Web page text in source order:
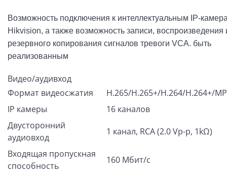
Возможность подключения к интеллектуальным IP-
Hikvision, а также возможность записи, воспроизведения
резервного копирования сигналов тревоги VCA. быть
реализованным
Видео/аудивход
Формат видеосжатия
H.265/H.265+/H.264/H.264+/
IP камеры
16 каналов
Двусторонний
аудиовход
1 канал, RCA (2.0 Vp-p, 1kΩ)
Входящая пропускная
способность
160 Мбит/с